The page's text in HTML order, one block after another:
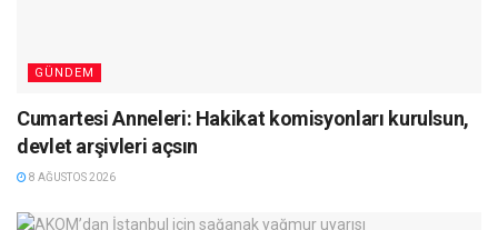
GÜNDEM
Cumartesi Anneleri: Hakikat komisyonları kurulsun,
devlet arşivleri açsın
8 AĞUSTOS 2026